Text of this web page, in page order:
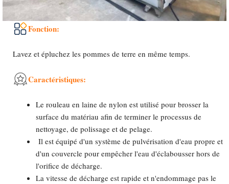
Fonction:
Lavez et épluchez les pommes de terre en même temps.
Caractéristiques:
Le rouleau en laine de nylon est utilisé pour brosser la
surface du matériau afin de terminer le processus de
nettoyage, de polissage et de pelage.
Il est équipé d'un système de pulvérisation d'eau propre et
d'un couvercle pour empêcher l'eau d'éclabousser hors de
l'orifice de décharge.
La vitesse de décharge est rapide et n'endommage pas le